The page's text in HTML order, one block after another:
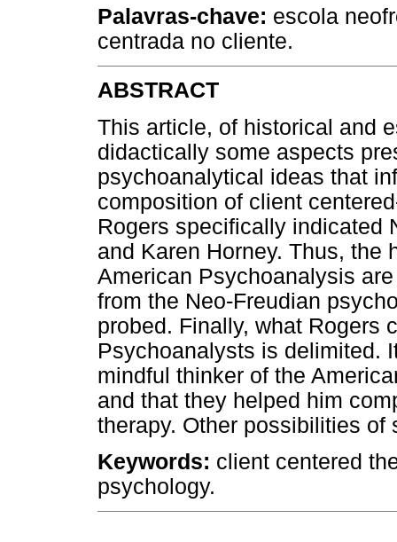
Palavras-chave: escola
centrada no cliente.
ABSTRACT
This article, of historical and
didactically some aspects
psychoanalytical ideas that
composition of client
Rogers specifically indicated
and Karen Horney. Thus, the
American Psychoanalysis
from the Neo-Freudian
probed. Finally, what Rogers
Psychoanalysts is delimited.
mindful thinker of the
and that they helped him
therapy. Other possibilities of
Keywords: client centered
psychology.